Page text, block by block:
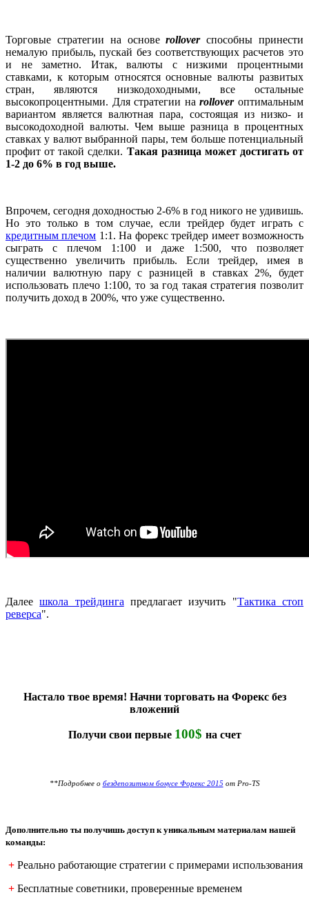
Торговые стратегии на основеrolloverспособны принести
немалую прибыль, пускай без соответствующих расчетов это
и не заметно. Итак, валюты с низкими процентными
ставками, к которым относятся основные валюты развитых
стран, являются низкодоходными, все остальные
высокопроцентными. Для стратегии наrolloverоптимальным
вариантом является валютная пара, состоящая из низко- и
высокодоходной валюты. Чем выше разница в процентных
ставках у валют выбранной пары, тем больше потенциальный
профит от такой сделки. Такая разница может достигать от
1-2 до 6% в год выше.
Впрочем, сегодня доходностью 2-6% в год никого не удивишь.
Но это только в том случае, если трейдер будет играть с
кредитным плечом 1:1. На форекс трейдер имеет возможность
сыграть с плечом 1:100 и даже 1:500, что позволяет
существенно увеличить прибыль. Если трейдер, имея в
наличии валютную пару с разницей в ставках 2%, будет
использовать плечо 1:100, то за год такая стратегия позволит
получить доход в 200%, что уже существенно.
Далеешкола трейдинга предлагает изучить "Тактика стоп
реверса".
Настало твое время! Начни торговать на Форекс без
вложений
Получи свои первые 100$ на счет
**Подробнее о бездепозитном бонусе Форекс 2015 от Pro-TS
Дополнительно ты получишь доступ к уникальным материалам нашей
команды:
+ Реально работающие стратегии с примерами использования
+ Бесплатные советники, проверенные временем